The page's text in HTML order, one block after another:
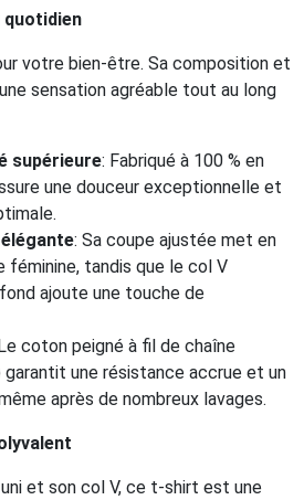
quotidien
votre bien-être. Sa composition et
sensation agréable tout au long
supérieure: Fabriqué à 100 % en
une douceur exceptionnelle et
: Sa coupe ajustée met en
féminine, tandis que le col V
ajoute une touche de
coton peigné à fil de chaîne
garantit une résistance accrue et un
après de nombreux lavages.
et son col V, ce t-shirt est une